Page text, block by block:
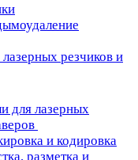
резчиков и
для лазерных
и кодировка
разметка и